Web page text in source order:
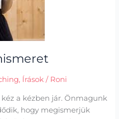
, Írások / Roni
a kézben jár. Önmagunk
hogy megismerjük